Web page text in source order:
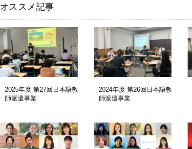
オススメ記事
2025年度 第27回日本語教
師派遣事業
2024年度 第26回日本語教
師派遣事業